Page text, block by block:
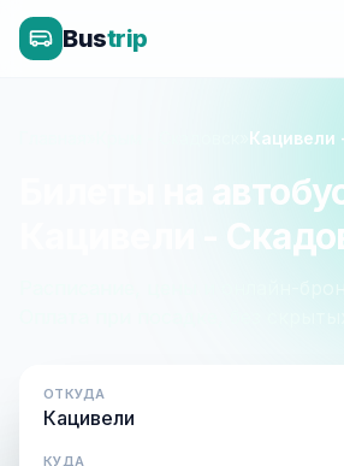
Bustrip
Кацивели
Билеты на
Кацивели -
Расписание, цены и онлайн-
Оплата при посадке, без
ОТКУДА
КУДА